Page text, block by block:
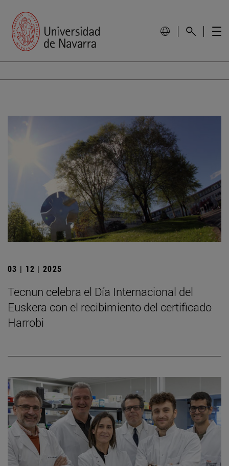
03 | 12 | 2025
Tecnun celebra el Día Internacional del
Euskera con el recibimiento del certificado
Harrobi